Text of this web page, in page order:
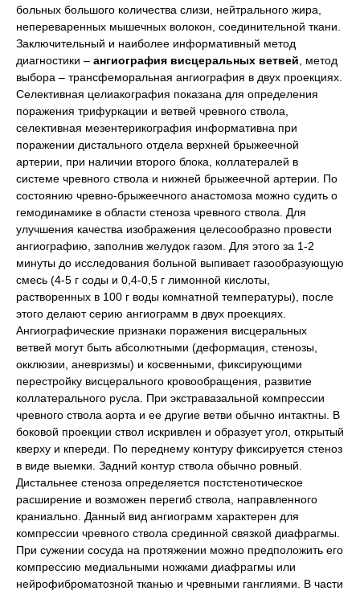
больных большого количества слизи, нейтрального жира,
непереваренных мышечных волокон, соединительной ткани.
Заключительный и наиболее информативный метод
диагностики – ангиография висцеральных ветвей , метод
выбора – трансфеморальная ангиография в двух проекциях.
Селективная целиакография показана для определения
поражения трифуркации и ветвей чревного ствола,
селективная мезентерикография информативна при
поражении дистального отдела верхней брыжеечной
артерии, при наличии второго блока, коллатералей в
системе чревного ствола и нижней брыжеечной артерии. По
состоянию чревно-брыжеечного анастомоза можно судить о
гемодинамике в области стеноза чревного ствола. Для
улучшения качества изображения целесообразно провести
ангиографию, заполнив желудок газом. Для этого за 1-2
минуты до исследования больной выпивает газообразующую
смесь (4-5 г соды и 0,4-0,5 г лимонной кислоты,
растворенных в 100 г воды комнатной температуры), после
этого делают серию ангиограмм в двух проекциях.
Ангиографические признаки поражения висцеральных
ветвей могут быть абсолютными (деформация, стенозы,
окклюзии, аневризмы) и косвенными, фиксирующими
перестройку висцерального кровообращения, развитие
коллатерального русла. При экстравазальной компрессии
чревного ствола аорта и ее другие ветви обычно интактны. В
боковой проекции ствол искривлен и образует угол, открытый
кверху и кпереди. По переднему контуру фиксируется стеноз
в виде выемки. Задний контур ствола обычно ровный.
Дистальнее стеноза определяется постстенотическое
расширение и возможен перегиб ствола, направленного
краниально. Данный вид ангиограмм характерен для
компрессии чревного ствола срединной связкой диафрагмы.
При сужении сосуда на протяжении можно предположить его
компрессию медиальными ножками диафрагмы или
нейрофиброматозной тканью и чревными ганглиями. В части